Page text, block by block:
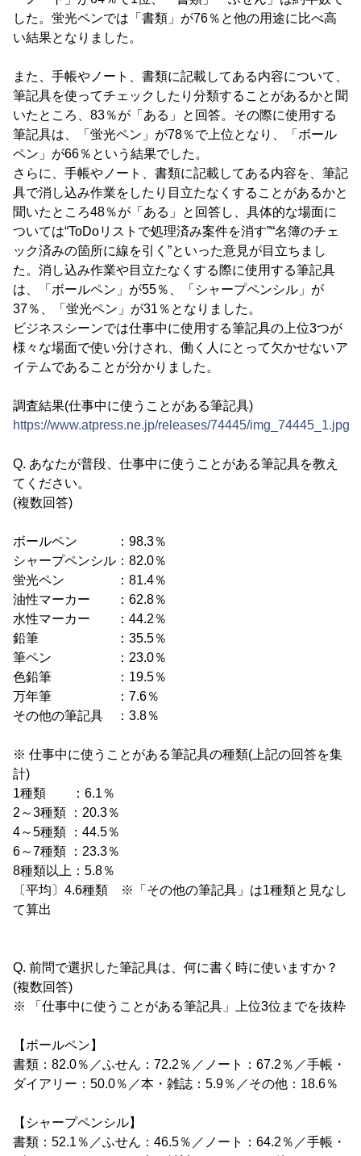
した。蛍光ペンでは「書類」が76％と他の用途に比べ高
い結果となりました。
また、手帳やノート、書類に記載してある内容について、
筆記具を使ってチェックしたり分類することがあるかと聞
いたところ、83％が「ある」と回答。その際に使用する
筆記具は、「蛍光ペン」が78％で上位となり、「ボール
ペン」が66％という結果でした。
さらに、手帳やノート、書類に記載してある内容を、筆記
具で消し込み作業をしたり目立たなくすることがあるかと
聞いたところ48％が「ある」と回答し、具体的な場面に
ついては“ToDoリストで処理済み案件を消す”“名簿のチェ
ック済みの箇所に線を引く”といった意見が目立ちまし
た。消し込み作業や目立たなくする際に使用する筆記具
は、「ボールペン」が55％、「シャープペンシル」が
37％、「蛍光ペン」が31％となりました。
ビジネスシーンでは仕事中に使用する筆記具の上位3つが
様々な場面で使い分けされ、働く人にとって欠かせないア
イテムであることが分かりました。
調査結果(仕事中に使うことがある筆記具)
https://www.atpress.ne.jp/releases/74445/img_74445_1.jpg
Q. あなたが普段、仕事中に使うことがある筆記具を教え
てください。
(複数回答)
ボールペン ：98.3％
シャープペンシル：82.0％
蛍光ペン ：81.4％
油性マーカー ：62.8％
水性マーカー ：44.2％
鉛筆 ：35.5％
筆ペン ：23.0％
色鉛筆 ：19.5％
万年筆 ：7.6％
その他の筆記具 ：3.8％
※ 仕事中に使うことがある筆記具の種類(上記の回答を集
計)
1種類 ：6.1％
2～3種類 ：20.3％
4～5種類 ：44.5％
6～7種類 ：23.3％
8種類以上：5.8％
〔平均〕4.6種類 ※「その他の筆記具」は1種類と見なし
て算出
Q. 前問で選択した筆記具は、何に書く時に使いますか？
(複数回答)
※ 「仕事中に使うことがある筆記具」上位3位までを抜粋
【ボールペン】
書類：82.0％／ふせん：72.2％／ノート：67.2％／手帳・
ダイアリー：50.0％／本・雑誌：5.9％／その他：18.6％
【シャープペンシル】
書類：52.1％／ふせん：46.5％／ノート：64.2％／手帳・